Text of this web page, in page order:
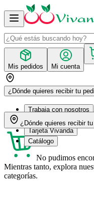
Mis pedidos Mi cuenta
¿Dónde quieres recibir tu
Trabaja con nosotros
Recetas
Tarjeta Vivanda
Catálogo
¿Dónde quieres recibir
No pudimos
Mientras tanto, explora
categorías.